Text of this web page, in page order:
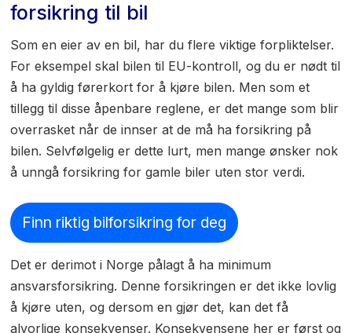
forsikring til bil
Som en eier av en bil, har du flere viktige forpliktelser.
For eksempel skal bilen til EU-kontroll, og du er nødt til
å ha gyldig førerkort for å kjøre bilen. Men som et
tillegg til disse åpenbare reglene, er det mange som blir
overrasket når de innser at de må ha forsikring på
bilen. Selvfølgelig er dette lurt, men mange ønsker nok
å unngå forsikring for gamle biler uten stor verdi.
Finn riktig bilforsikring for deg
Det er derimot i Norge pålagt å ha minimum
ansvarsforsikring. Denne forsikringen er det ikke lovlig
å kjøre uten, og dersom en gjør det, kan det få
alvorlige konsekvenser. Konsekvensene her er først og